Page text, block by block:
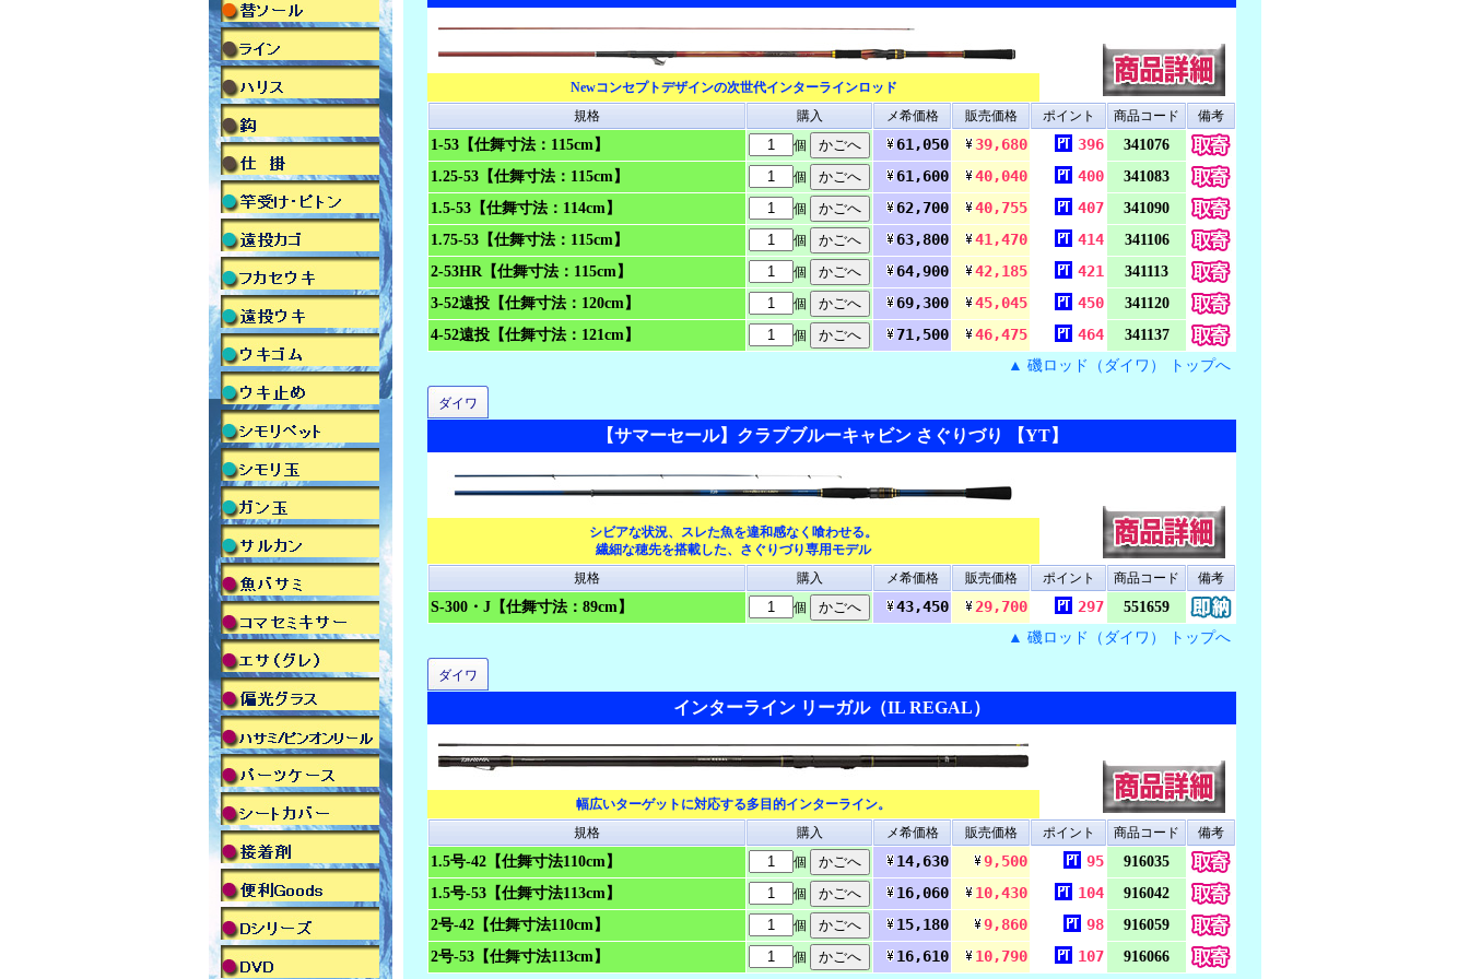
Newコンセプトデザインの次世代インターラインロッド
規格
購入 メ希価格 販売価格 ポイント 商品コード 備考
1-53【仕舞寸法：115cm】 個 61,050 39,680 396
341076
1.25-53【仕舞寸法：115cm】
個 61,600 40,040 400
341083
1.5-53【仕舞寸法：114cm】
個 62,700 40,755 407
341090
1.75-53【仕舞寸法：115cm】
個 63,800 41,470 414
341106
2-53HR【仕舞寸法：115cm】
個 64,900 42,185 421
341113
3-52遠投【仕舞寸法：120cm】
個 69,300 45,045 450
341120
4-52遠投【仕舞寸法：121cm】
個 71,500 46,475 464
341137
▲ 磯ロッド（ダイワ） トップへ
ダイワ
【サマーセール】クラブブルーキャビン さぐりづり 【YT】
シビアな状況、スレた魚を違和感なく喰わせる。
繊細な穂先を搭載した、さぐりづり専用モデル
規格
購入 メ希価格 販売価格 ポイント 商品コード 備考
S-300・J【仕舞寸法：89cm】 個 43,450 29,700 297
551659
▲ 磯ロッド（ダイワ） トップへ
ダイワ
インターライン リーガル（IL REGAL）
幅広いターゲットに対応する多目的インターライン。
規格
購入 メ希価格 販売価格 ポイント 商品コード 備考
1.5号-42【仕舞寸法110cm】 個 14,630 9,500 95
916035
1.5号-53【仕舞寸法113cm】
個 16,060 10,430 104
916042
2号-42【仕舞寸法110cm】
個 15,180 9,860 98
916059
2号-53【仕舞寸法113cm】
個 16,610 10,790 107 916066